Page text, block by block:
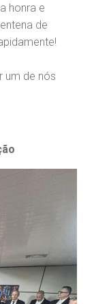
honra e
de
um de nós